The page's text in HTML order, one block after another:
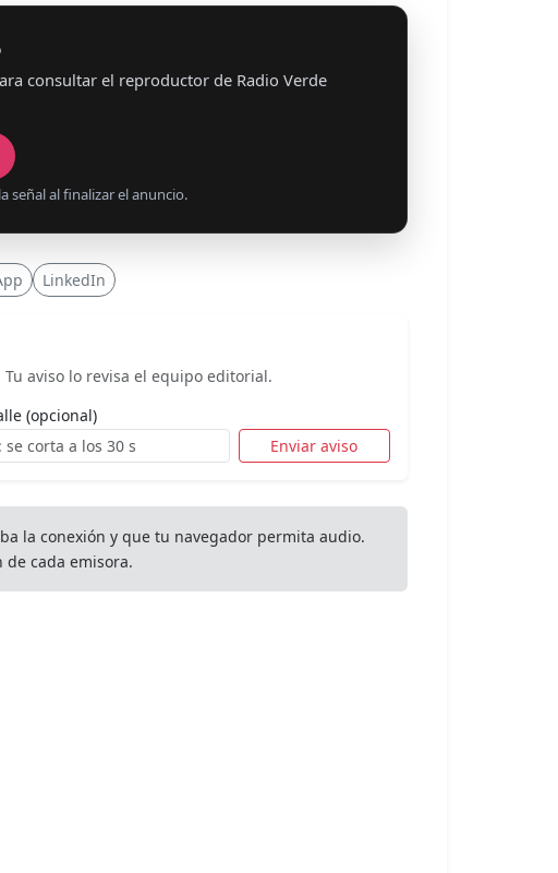
consultar el reproductor de Radio Verde
señal al finalizar el anuncio.
LinkedIn
aviso lo revisa el equipo editorial.
(opcional)
Enviar aviso
la conexión y que tu navegador permita audio.
de cada emisora.